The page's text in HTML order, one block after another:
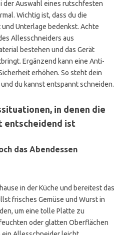
der Auswahl eines rutschfesten
Wichtig ist, dass du die
und Unterlage bedenkst. Achte
Allesschneiders aus
bestehen und das Gerät
Ergänzend kann eine Anti-
erhöhen. So steht dein
du kannst entspannt schneiden.
in denen die
entscheidend ist
das Abendessen
in der Küche und bereitest das
frisches Gemüse und Wurst in
um eine tolle Platte zu
oder glatten Oberflächen